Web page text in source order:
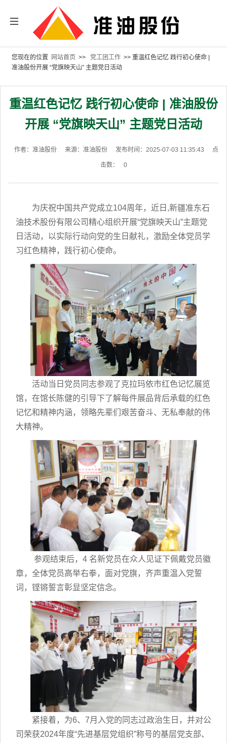
您现在的位置 网站首页 >> 党工团工作 >> 重温红色记忆 践行初心使命 |
准油股份开展 “党旗映天山” 主题党日活动
重温红色记忆 践行初心使命 | 准油股份
开展 “党旗映天山” 主题党日活动
作者：准油股份 来源：准油股份 发布时间：2025-07-03 11:35:43 点
击数： 0
为庆祝中国共产党成立104周年，近日,新疆准东石
油技术股份有限公司精心组织开展“党旗映天山”主题党
日活动，以实际行动向党的生日献礼，激励全体党员学
习红色精神，践行初心使命。
活动当日党员同志参观了克拉玛依市红色记忆展览
馆，在馆长陈健的引导下了解每件展品背后承载的红色
记忆和精神内涵，领略先辈们艰苦奋斗、无私奉献的伟
大精神。
参观结束后，4 名新党员在众人见证下佩戴党员徽
章，全体党员高举右拳，面对党旗，齐声重温入党誓
词，铿锵誓言彰显坚定信念。
紧接着，为6、7月入党的同志过政治生日，并对公
司荣获2024年度“先进基层党组织”称号的基层党支部、